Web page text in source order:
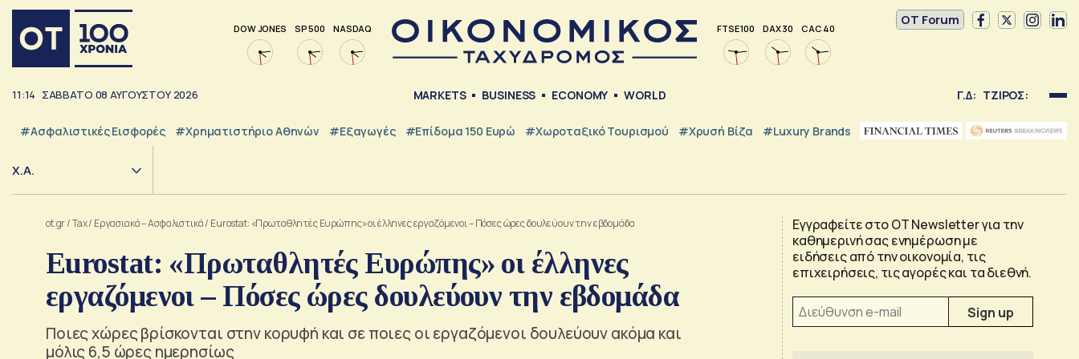
DOW JONES SP 500 NASDAQ FTSE 100 DAX 30 CAC 40
OT Forum
11:14 ΣΑΒΒΑΤΟ 08 ΑΥΓΟΥΣΤΟΥ 2026 MARKETS BUSINESS ECONOMY WORLD Γ.Δ: ΤΖΙΡΟΣ:
#Ασφαλιστικές Εισφορές #Χρηματιστήριο Αθηνών #εξαγωγές #Επίδομα 150 Ευρώ #Χωροταξικό Τουρισμού #Χρυσή Βίζα #luxury Brands
Χ.Α.
ot.gr/Tax/ Εργασιακά – Ασφαλιστικά/ Eurostat: «Πρωταθλητές Ευρώπης» οι έλληνες εργαζόμενοι – Πόσες ώρες δουλεύουν την εβδομάδα
Eurostat: «Πρωταθλητές Ευρώπης» οι έλληνες
εργαζόμενοι – Πόσες ώρες δουλεύουν την εβδομάδα
Ποιες χώρες βρίσκονται στην κορυφή και σε ποιες οι εργαζόμενοι δουλεύουν ακόμα και
μόλις 6,5 ώρες ημερησίως
Εγγραφείτε στο OT Newsletter για την
καθημερινή σας ενημέρωση με
ειδήσεις από την οικονομία, τις
επιχειρήσεις, τις αγορές και τα διεθνή.